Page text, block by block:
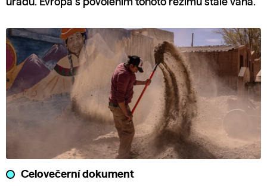
úřadů. Evropa s povolením tohoto režimu stále váhá.
Celovečerní dokument